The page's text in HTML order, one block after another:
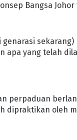
Bangsa
genarasi
apa yang telah
perpaduan
dipraktikan oleh